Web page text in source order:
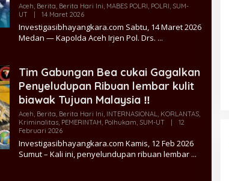
Aceh, Berita, Berita Hari Ini, MABES POLRI, POLRI, SUM-
UT
14 Maret 2026Oleh
Admin
Investigasibhayangkara.com Sabtu, 14 Maret 2026
Medan — Kapolda Aceh Irjen Pol. Drs.
Tim Gabungan Bea cukai Gagalkan
Penyeludupan Ribuan lembar kulit
biawak Tujuan Malaysia ‼️
Aceh, Berita, Berita Hari Ini, INTERNASIONAL, KORLANTAS,
Kriminalitas, PEMERINTAH, Polhukam, SUM-UT
12
Februari 2026Oleh
Admin
Investigasibhayangkara.com Kamis, 12 Feb 2026
Sumut – Kali ini, penyelundupan ribuan lembar
Peredaran 86,4 Kg Sabu dan 5.171
Butir Ekstasi Berhasil Diungkap,
Bareskrim Polri Amankan Enam
Tersangka